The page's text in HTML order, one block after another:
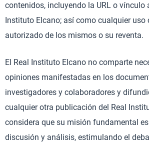
contenidos, incluyendo la URL o vínculo
Instituto Elcano; así como cualquier uso
autorizado de los mismos o su reventa.
El Real Instituto Elcano no comparte
opiniones manifestadas en los
investigadores y colaboradores y
cualquier otra publicación del Real
considera que su misión fundamental
discusión y análisis, estimulando el